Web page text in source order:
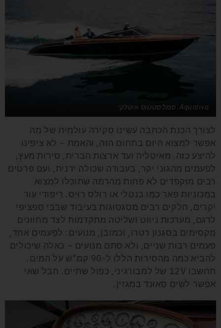
Aquariva. סמל סטטוס איטלקי
לצורך הכנת הכתבה עשינו סקירה עולמית של מה
אפשר למצוא היום בתחום הזה, והאמת – לא ציפינו
להיצע כזה. מאיטליה ועד ארצות הברית, סירות מעץ,
לפעמים מהגוני יקר, בעבודה שכולה ידנית, ועם פרטים
רבים מוקפדים לא פחות מהרמה שתוכלו למצוא
במכוניות פאר כמו בנטלי או רולס רויס. ריפודי עור
יקרים, חלקים רבים מסגסוגות בעיבוד שבבי ספציפי
לדגם, מערכות ניווט ושליטה מתקדמות לצד מחוונים
מקסימים בסגנון רטרו, וכמובן, מנועים: לפעמים אחד,
פעמים רבות שניים, ולא סתם מנועים – כאלה שיכולים
להביא כמה מהסירות הללו ל-90 קמ"ש על המים.
תחשבו 12V של למבורגיני, כפול שתיים. חבל שאי
אפשר לשים סאונד במגזין.